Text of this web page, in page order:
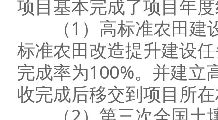
项目基本完成了项目年
（1）高标准农田建
标准农田改造提升建设
完成率为100%。并建立
收完成后移交到项目所